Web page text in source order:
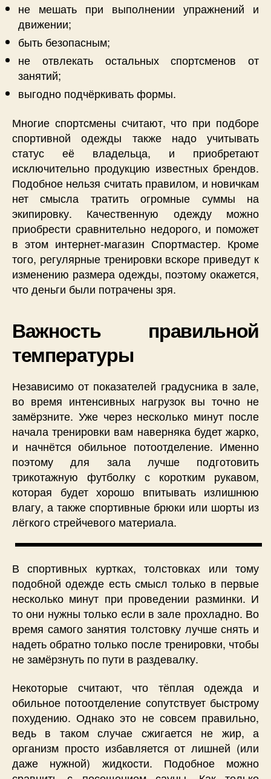
не мешать при выполнении упражнений и
движении;
быть безопасным;
не отвлекать остальных спортсменов от
занятий;
выгодно подчёркивать формы.
Многие спортсмены считают, что при подборе
спортивной одежды также надо учитывать
статус её владельца, и приобретают
исключительно продукцию известных брендов.
Подобное нельзя считать правилом, и новичкам
нет смысла тратить огромные суммы на
экипировку. Качественную одежду можно
приобрести сравнительно недорого, и поможет
в этом интернет-магазин Спортмастер. Кроме
того, регулярные тренировки вскоре приведут к
изменению размера одежды, поэтому окажется,
что деньги были потрачены зря.
Важность правильной
температуры
Независимо от показателей градусника в зале,
во время интенсивных нагрузок вы точно не
замёрзните. Уже через несколько минут после
начала тренировки вам наверняка будет жарко,
и начнётся обильное потоотделение. Именно
поэтому для зала лучше подготовить
трикотажную футболку с коротким рукавом,
которая будет хорошо впитывать излишнюю
влагу, а также спортивные брюки или шорты из
лёгкого стрейчевого материала.
В спортивных куртках, толстовках или тому
подобной одежде есть смысл только в первые
несколько минут при проведении разминки. И
то они нужны только если в зале прохладно. Во
время самого занятия толстовку лучше снять и
надеть обратно только после тренировки, чтобы
не замёрзнуть по пути в раздевалку.
Некоторые считают, что тёплая одежда и
обильное потоотделение сопутствует быстрому
похудению. Однако это не совсем правильно,
ведь в таком случае сжигается не жир, а
организм просто избавляется от лишней (или
даже нужной) жидкости. Подобное можно